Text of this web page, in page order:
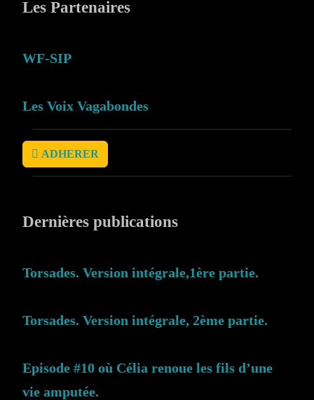
Les Partenaires
WF-SIP
Les Voix Vagabondes
ADHERER
Dernières publications
Torsades. Version intégrale,1ère partie.
Torsades. Version intégrale, 2ème partie.
Episode #10 où Célia renoue les fils d’une
vie amputée.